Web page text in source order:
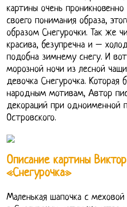
картины очень
своего понимания образа,
образом Снегурочки. Так же
красива, безупречна и –
подобна зимнему снегу. И
морозной ночи из лесной
девочка Снегурочка. Которая
народным мотивам, Автор
декораций при одноименной
Островского.
Описание картины
«Снегурочка»
Маленькая шапочка с